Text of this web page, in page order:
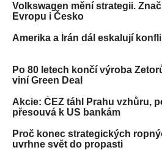
Volkswagen mění strategii.
Evropu i Česko
Amerika a Írán dál eskalují
Po 80 letech končí výroba
viní Green Deal
Akcie: ČEZ táhl Prahu vzhůru,
přesouvá k US bankám
Proč konec strategických
uvrhne svět do propasti